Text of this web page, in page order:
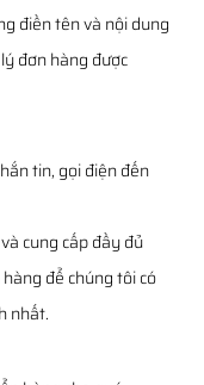
điền tên và nội dung
đơn hàng được
tin, gọi điện đến
cung cấp đầy đủ
để chúng tôi có
nhất.